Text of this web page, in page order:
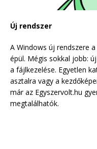
Új rendszer
A Windows új rendszere
épül. Mégis sokkal jobb:
a fájlkezelése. Egyetlen
asztalra vagy a
már az Egyszervolt.hu
megtalálhatók.